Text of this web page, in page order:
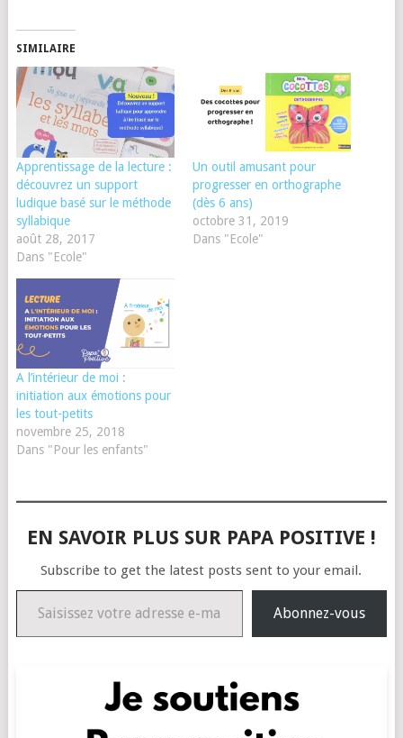
SIMILAIRE
Apprentissage de la lecture :
découvrez un support
ludique basé sur le méthode
syllabique
août 28, 2017
Dans "Ecole"
Un outil amusant pour
progresser en orthographe
(dès 6 ans)
octobre 31, 2019
Dans "Ecole"
A l’intérieur de moi :
initiation aux émotions pour
les tout-petits
novembre 25, 2018
Dans "Pour les enfants"
EN SAVOIR PLUS SUR PAPA POSITIVE !
Subscribe to get the latest posts sent to your email.
Saisissez votre adresse e-mail…
Abonnez-vous